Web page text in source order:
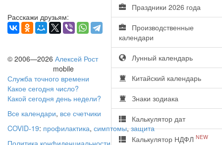
Праздники 2026 года
Производственные
календари
Лунный календарь
Китайский календарь
Знаки зодиака
Калькулятор дат
Калькулятор НДФЛ NEW
Расскажи друзьям:
© 2006—2026 Алексей Рост
mobile
Служба точного времени
Какое сегодня число?
Какой сегодня день недели?
Все календари, все счетчики
COVID-19: профилактика, симптомы,защита
Политика конфиденциальности